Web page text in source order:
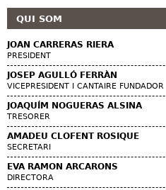
QUI SOM
JOAN CARRERAS RIERA
PRESIDENT
JOSEP AGULLÓ FERRÀN
VICEPRESIDENT I CANTAIRE FUNDADOR
JOAQUÍM NOGUERAS ALSINA
TRESORER
AMADEU CLOFENT ROSIQUE
SECRETARI
EVA RAMON ARCARONS
DIRECTORA